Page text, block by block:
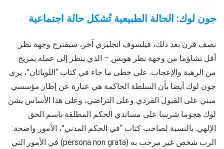
جون لوك: الحالة الطبيعية تُشكل حالة اجتماعية
نصف قرن بعد ذلك، فيلسوف انجليزي آخر، سيقترح وجهة نظر
أقل تشاؤما من وجهة نظر هوبس – الذي ينظر إلى عمله بمزيج
من الرهبة والإعجاب. على خطى ما جاء في كتاب “اللوياثان”، يرى
جون لوك أيضا بأن السلطة الحاكمة هي عبارة عن إطار مؤسسي
مبني على القبول الفردي وعلى التراضي، وعلى هذا الأساس يشن
لوك هجوما شرسا على مساندي الحكم المطلقة باسم الحق
الإلهي. بالنسبة لصاحب كتاب “في الحكم المدني”، الأمور واضحة:
الرب شخص غير مرحب به (persona non grata) في الأمور التي